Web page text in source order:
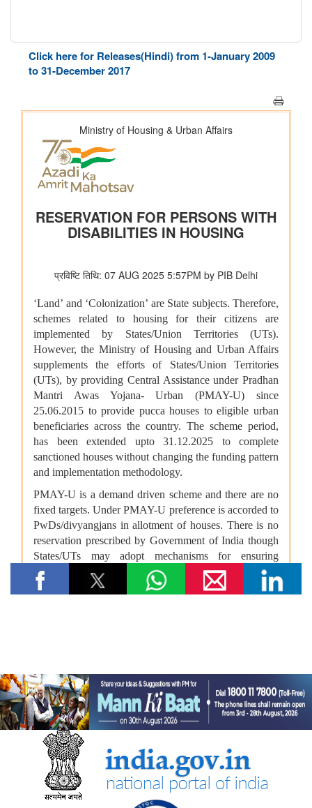
Click here for Releases(Hindi) from 1-January 2009
to 31-December 2017